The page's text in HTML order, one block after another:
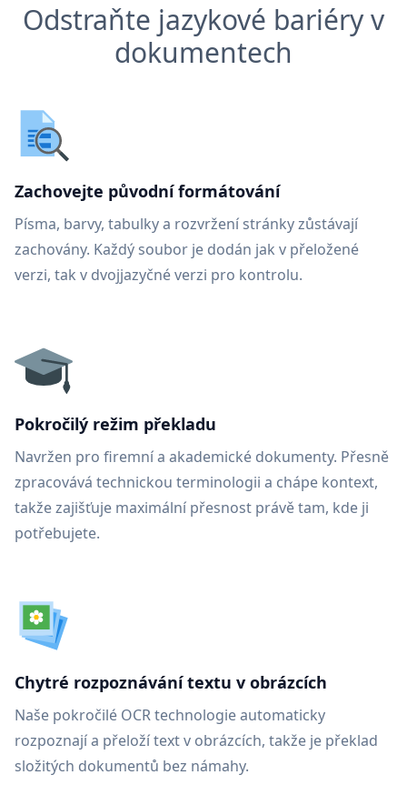
Odstraňte jazykové bariéry v
dokumentech
Zachovejte původní formátování
Písma, barvy, tabulky a rozvržení stránky zůstávají
zachovány. Každý soubor je dodán jak v přeložené
verzi, tak v dvojjazyčné verzi pro kontrolu.
Pokročilý režim překladu
Navržen pro firemní a akademické dokumenty. Přesně
zpracovává technickou terminologii a chápe kontext,
takže zajišťuje maximální přesnost právě tam, kde ji
potřebujete.
Chytré rozpoznávání textu v obrázcích
Naše pokročilé OCR technologie automaticky
rozpoznají a přeloží text v obrázcích, takže je překlad
složitých dokumentů bez námahy.